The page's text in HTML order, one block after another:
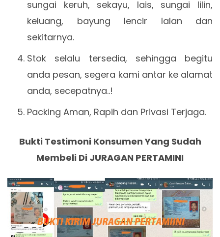
sungai keruh, sekayu, lais, sungai lilin,
keluang, bayung lencir lalan dan
sekitarnya.
Stok selalu tersedia, sehingga begitu
anda pesan, segera kami antar ke alamat
anda, secepatnya..!
Packing Aman, Rapih dan Privasi Terjaga.
Bukti Testimoni Konsumen Yang Sudah
Membeli Di JURAGAN PERTAMINI